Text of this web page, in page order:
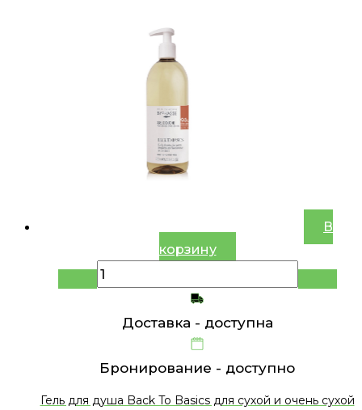
В
корзину
Доставка - доступна
Бронирование - доступно
Гель для душа Back To Basics для сухой и очень сухой